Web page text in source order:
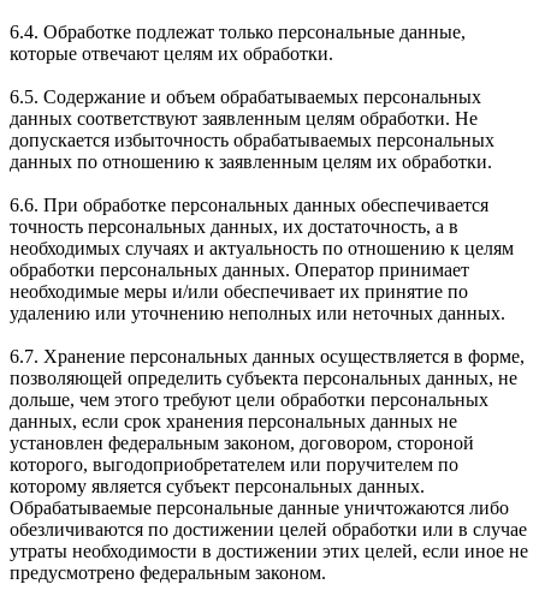
6.4. Обработке подлежат только персональные данные,
которые отвечают целям их обработки.
6.5. Содержание и объем обрабатываемых персональных
данных соответствуют заявленным целям обработки. Не
допускается избыточность обрабатываемых персональных
данных по отношению к заявленным целям их обработки.
6.6. При обработке персональных данных обеспечивается
точность персональных данных, их достаточность, а в
необходимых случаях и актуальность по отношению к целям
обработки персональных данных. Оператор принимает
необходимые меры и/или обеспечивает их принятие по
удалению или уточнению неполных или неточных данных.
6.7. Хранение персональных данных осуществляется в форме,
позволяющей определить субъекта персональных данных, не
дольше, чем этого требуют цели обработки персональных
данных, если срок хранения персональных данных не
установлен федеральным законом, договором, стороной
которого, выгодоприобретателем или поручителем по
которому является субъект персональных данных.
Обрабатываемые персональные данные уничтожаются либо
обезличиваются по достижении целей обработки или в случае
утраты необходимости в достижении этих целей, если иное не
предусмотрено федеральным законом.